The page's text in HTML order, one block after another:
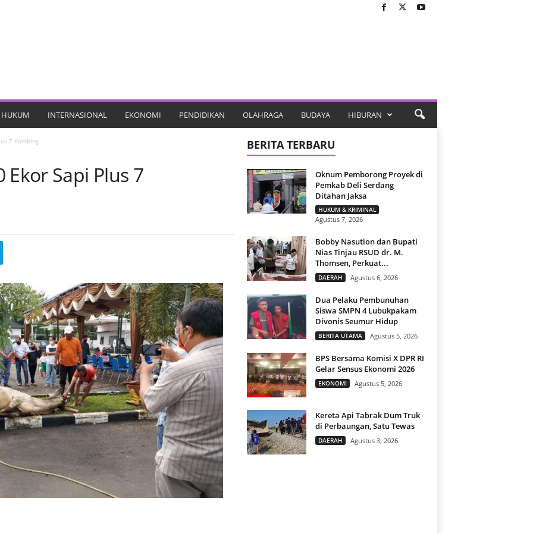
HUKUM INTERNASIONAL EKONOMI PENDIDIKAN OLAHRAGA BUDAYA HIBURAN
7 Kambing
Sapi Plus 7
BERITA TERBARU
Oknum Pemborong Proyek di
Pemkab Deli Serdang
Ditahan Jaksa
HUKUM & KRIMINAL
Agustus 7, 2026
Bobby Nasution dan Bupati
Nias Tinjau RSUD dr. M.
Thomsen, Perkuat...
DAERAH Agustus 6, 2026
Dua Pelaku Pembunuhan
Siswa SMPN 4 Lubukpakam
Divonis Seumur Hidup
BERITA UTAMA Agustus 5, 2026
BPS Bersama Komisi X DPR RI
Gelar Sensus Ekonomi 2026
EKONOMI Agustus 5, 2026
Kereta Api Tabrak Dum Truk
di Perbaungan, Satu Tewas
DAERAH Agustus 3, 2026